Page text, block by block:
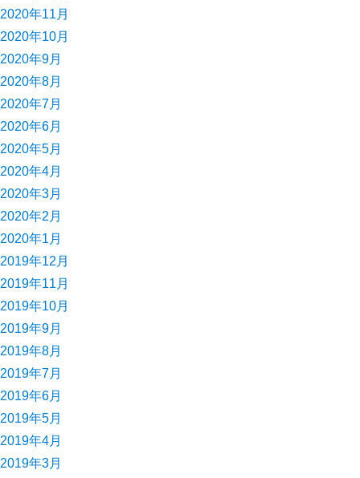
2020年11月
2020年10月
2020年9月
2020年8月
2020年7月
2020年6月
2020年5月
2020年4月
2020年3月
2020年2月
2020年1月
2019年12月
2019年11月
2019年10月
2019年9月
2019年8月
2019年7月
2019年6月
2019年5月
2019年4月
2019年3月